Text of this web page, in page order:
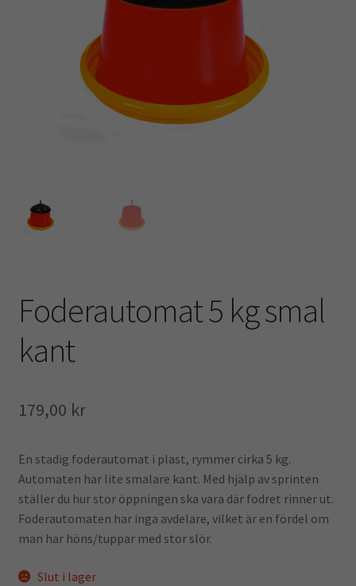
Foderautomat 5 kg smal
kant
179,00 kr
En stadig foderautomat i plast, rymmer cirka 5 kg.
Automaten har lite smalare kant. Med hjälp av sprinten
ställer du hur stor öppningen ska vara där fodret rinner ut.
Foderautomaten har inga avdelare, vilket är en fördel om
man har höns/tuppar med stor slör.
Slut i lager